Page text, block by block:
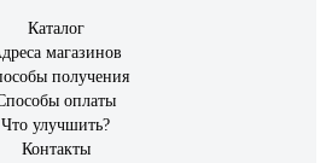
Каталог
магазинов
получения
оплаты
Что улучшить?
Контакты